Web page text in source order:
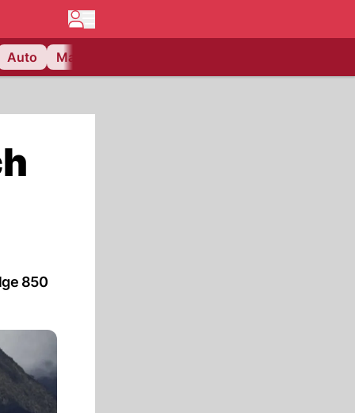
Auto Matchcenter
850